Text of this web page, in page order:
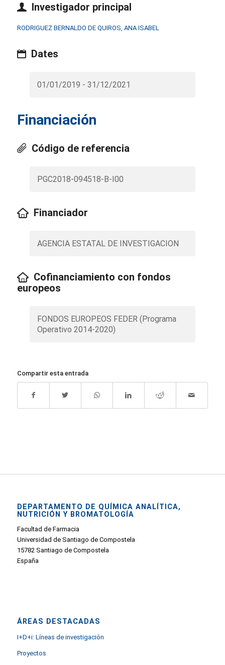
Investigador principal
RODRIGUEZ BERNALDO DE QUIROS, ANA ISABEL
Dates
01/01/2019 - 31/12/2021
Financiación
Código de referencia
PGC2018-094518-B-I00
Financiador
AGENCIA ESTATAL DE INVESTIGACION
Cofinanciamiento con fondos
europeos
FONDOS EUROPEOS FEDER (Programa
Operativo 2014-2020)
Compartir esta entrada
DEPARTAMENTO DE QUÍMICA ANALÍTICA,
NUTRICIÓN Y BROMATOLOGÍA
Facultad de Farmacia
Universidad de Santiago de Compostela
15782 Santiago de Compostela
España
ÁREAS DESTACADAS
I+D+i: Líneas de investigación
Proyectos